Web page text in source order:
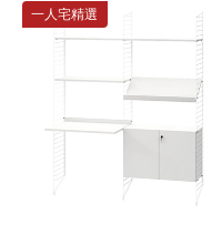
一人宅精選